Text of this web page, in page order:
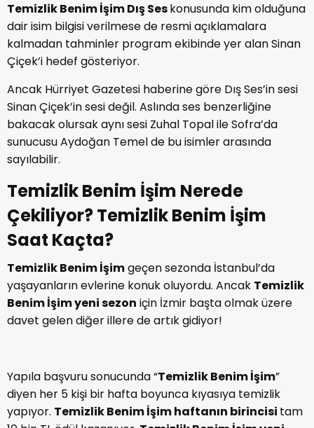
Temizlik Benim İşim Dış Seskonusunda kim olduğuna
dair isim bilgisi verilmese de resmi açıklamalara
kalmadan tahminler program ekibinde yer alan Sinan
Çiçek’i hedef gösteriyor.
Ancak Hürriyet Gazetesi haberine göre Dış Ses’in sesi
Sinan Çiçek’in sesi değil. Aslında ses benzerliğine
bakacak olursak aynı sesi Zuhal Topal ile Sofra’da
sunucusu Aydoğan Temel de bu isimler arasında
sayılabilir.
Temizlik Benim İşim Nerede
Çekiliyor? Temizlik Benim İşim
Saat Kaçta?
Temizlik Benim İşimgeçen sezonda İstanbul’da
yaşayanların evlerine konuk oluyordu. Ancak Temizlik
Benim İşimyeni sezon için İzmir başta olmak üzere
davet gelen diğer illere de artık gidiyor!
Yapıla başvuru sonucunda “ Temizlik Benim İşim
diyen her 5 kişi bir hafta boyunca kıyasıya temizlik
yapıyor. Temizlik Benim İşimhaftanın birincisi tam